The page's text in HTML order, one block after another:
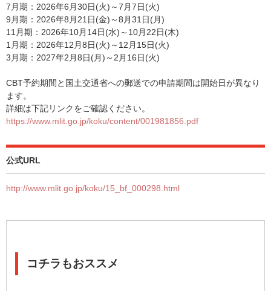
7月期：2026年6月30日(火)～7月7日(火)
9月期：2026年8月21日(金)～8月31日(月)
11月期：2026年10月14日(水)～10月22日(木)
1月期：2026年12月8日(火)～12月15日(火)
3月期：2027年2月8日(月)～2月16日(火)
CBT予約期間と国土交通省への郵送での申請期間は開始日が異なり
ます。
詳細は下記リンクをご確認ください。
https://www.mlit.go.jp/koku/content/001981856.pdf
公式URL
http://www.mlit.go.jp/koku/15_bf_000298.html
コチラもおススメ